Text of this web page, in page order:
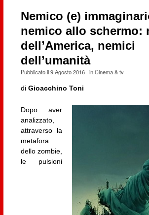
Nemico (e)
nemico allo schermo:
dell’America, nemici
dell’umanità
Pubblicato il9 Agosto 2016· inCinema & tv·
di Gioacchino Toni
Dopo aver
analizzato,
attraverso la
metafora
dello zombie,
le pulsioni